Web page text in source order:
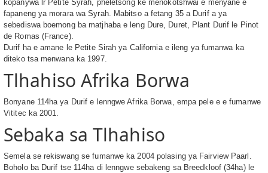
kopanywa lr Petite Syrah, pheletsong ke menokotshwai e menyane e
fapaneng ya morara wa Syrah. Mabitso a fetang 35 a Durif a ya
sebediswa boemong ba matjhaba e leng Dure, Duret, Plant Durif le Pinot
de Romas (France).
Durif ha e amane le Petite Sirah ya California e ileng ya fumanwa ka
diteko tsa menwana ka 1997.
Tlhahiso Afrika Borwa
Bonyane 114ha ya Durif e lenngwe Afrika Borwa, empa pele e e fumanwe
Vititec ka 2001.
Sebaka sa Tlhahiso
Semela se rekiswang se fumanwe ka 2004 polasing ya Fairview Paarl.
Boholo ba Durif tse 114ha di lenngwe sebakeng sa Breedkloof (34ha) le